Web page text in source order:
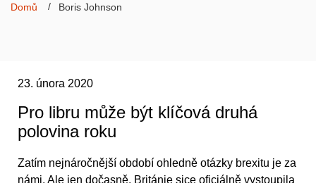
Domů Boris Johnson
23. února 2020
Pro libru může být klíčová druhá
polovina roku
Zatím nejnáročnější období ohledně otázky brexitu je za
námi. Ale jen dočasně. Británie sice oficiálně vystoupila